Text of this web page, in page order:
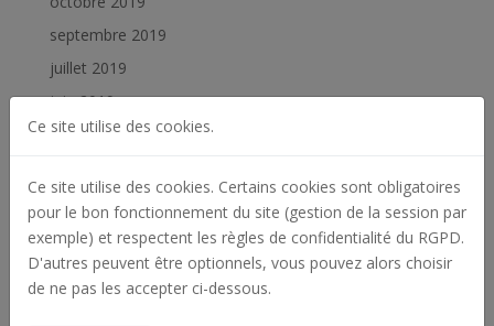
septembre 2019
juillet 2019
juin 2019
février 2019
Catégories
Actualités
Archives
Ce site utilise des cookies.
Ce site utilise des cookies. Certains cookies sont obligatoires
pour le bon fonctionnement du site (gestion de la session par
exemple) et respectent les règles de confidentialité du RGPD.
D'autres peuvent être optionnels, vous pouvez alors choisir
de ne pas les accepter ci-dessous.